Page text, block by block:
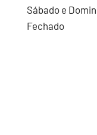
Sábado e
Fechado